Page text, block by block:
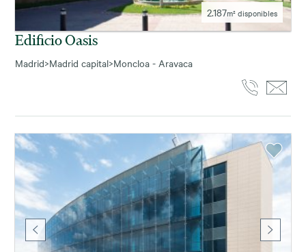
2.187m² disponibles
Edificio Oasis
Madrid>Madrid capital>Moncloa - Aravaca